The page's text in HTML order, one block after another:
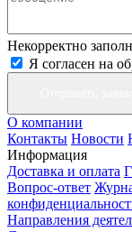
Некорректно
Я согласен на
О компании
Контакты Новости
Информация
Доставка и оплата
Вопрос-ответ
Направления